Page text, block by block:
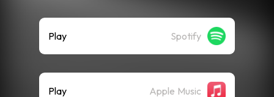
Play Spotify
Play Apple Music